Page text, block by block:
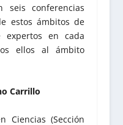
seis conferencias
estos ámbitos de
expertos en cada
ellos al ámbito
Carrillo
Ciencias (Sección